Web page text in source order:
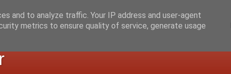
and to analyze traffic. Your IP address and user-agent
metrics to ensure quality of service, generate usage